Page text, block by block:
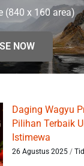
(840 x 160 area)
NOW
Daging Wagyu
Pilihan Terbaik
Istimewa
26 Agustus 2025